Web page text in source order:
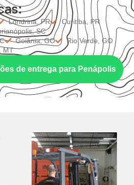
Londrina, PR
Curitiba, PR
SC
Goiânia, GO
Rio Verde, GO
MT
de entrega para Penápolis